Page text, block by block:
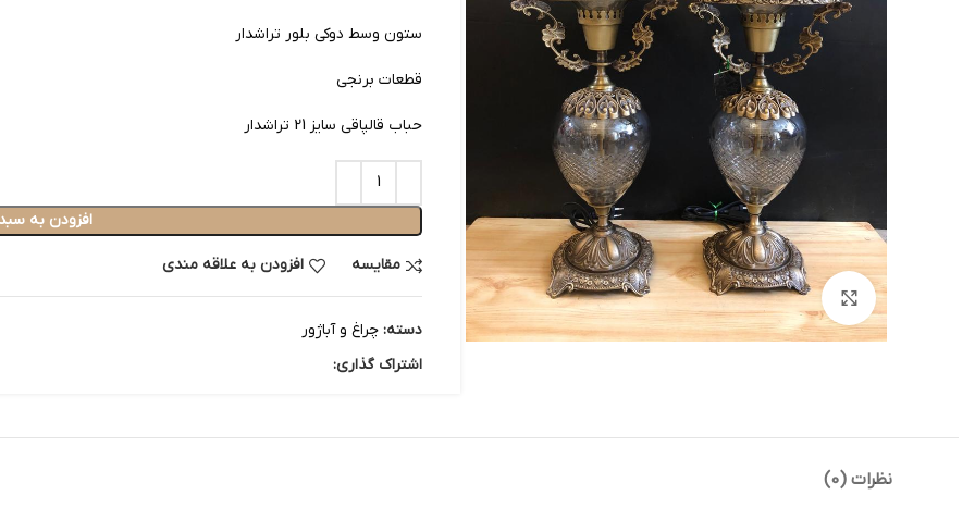
بزرگنمایی تصویر
ستون وسط دوکی بلور تراشدار
قطعات برنجی
حباب قالپاقی سایز 21 تراشدار
افزودن به
مقایسه افزودن به علاقه مندی
دسته: چراغ و آباژور
اشتراک گذاری:
نظرات (0)